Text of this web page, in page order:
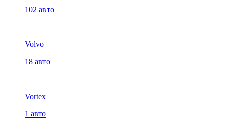
102 авто
Volvo
18 авто
Vortex
1 авто